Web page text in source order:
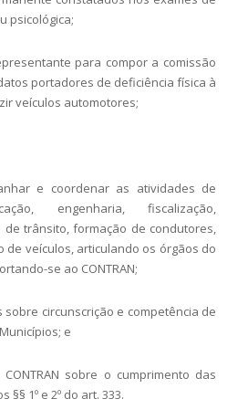
psicológica;
para compor a comissão
portadores de deficiência física à
veículos automotores;
e coordenar as atividades de
engenharia, fiscalização,
de trânsito, formação de condutores,
de veículos, articulando os órgãos do
se ao CONTRAN;
circunscrição e competência de
e
sobre o cumprimento das
1º e 2º do art. 333.